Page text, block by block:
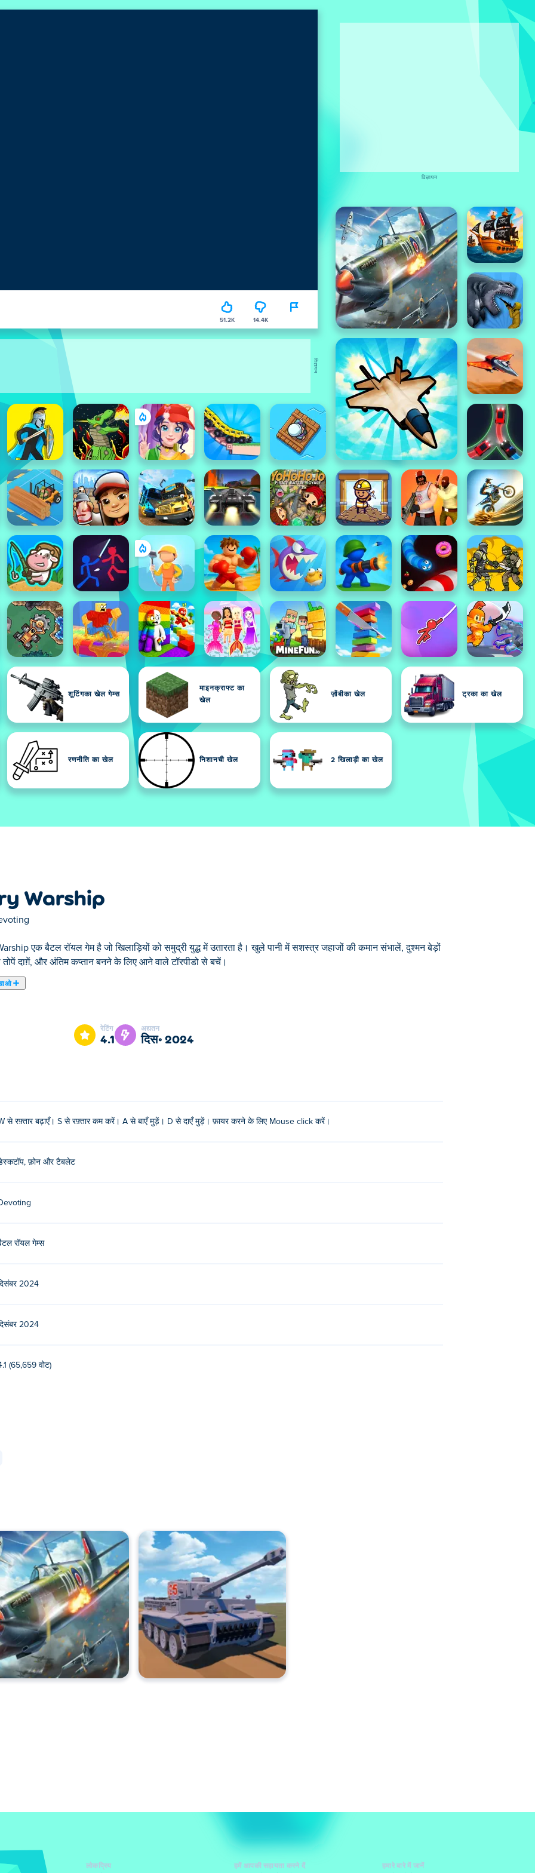
51.2K 14.4K
शूटिंगका खेल गेम्स
माइनक्राफ्ट का
खेल
ज़ोंबीका खेल ट्रका का खेल
रणनीति का खेल निशानची खेल 2 खिलाड़ी का खेल
विज्ञापन
विज्ञापन
Warship
एक बैटल रॉयल गेम है जो खिलाड़ियों को समुद्री युद्ध में उतारता है। खुले पानी में सशस्त्र जहाजों की कमान संभालें, दुश्मन बेड़ों
तोपें दाग़ें, और अंतिम कप्तान बनने के लिए आने वाले टॉरपीडो से बचें।
पर हावी होने के लिए महान युद्धपोतों की कमान संभालते हैं। प्रतिष्ठित युद्धपोतों के बेड़े में से चुनें, अपने हमलों की रणनीति बनाएं
जैसे फोन और टैबलेट पर खेल सकते हैं।
रेटिंग
4.1
अद्यतन
दिस॰ 2024
से रफ़्तार बढ़ाएँ। S से रफ़्तार कम करें। A से बाएँ मुड़ें। D से दाएँ मुड़ें। फ़ायर करने के लिए Mouse click करें।
फ़ोन और टैबलेट
रॉयल गेम्स
2024
2024
(65,659 वोट)
लोकप्रिय हमें आपकी सहायता करने दें हमारे बारे में जानें